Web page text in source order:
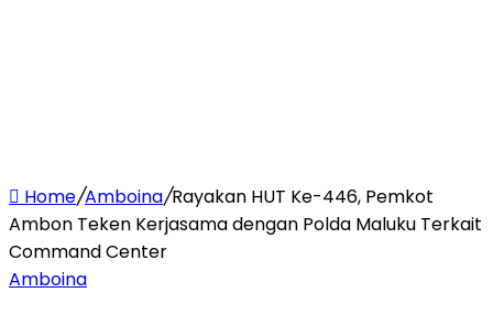
Home/Amboina/Rayakan HUT Ke-446, Pemkot
Ambon Teken Kerjasama dengan Polda Maluku Terkait
Command Center
Amboina